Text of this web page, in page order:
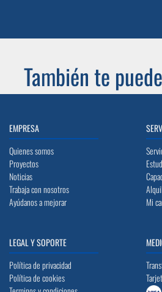
También te
EMPRESA
Quienes somos
Proyectos
Noticias
Trabaja con nosotros
Ayúdanos a mejorar
Mi
LEGAL Y SOPORTE
Política de privacidad
Política de cookies